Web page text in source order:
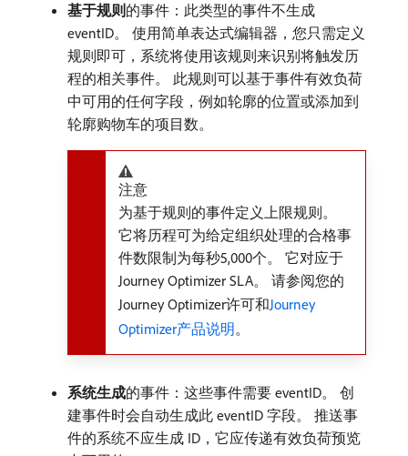
基于规则 ​的事件：此类型的事件不生成
eventID。 使用简单表达式编辑器，您只需定义
规则即可，系统将使用该规则来识别将触发历
程的相关事件。 此规则可以基于事件有效负荷
中可用的任何字段，例如轮廓的位置或添加到
轮廓购物车的项目数。
注意
为基于规则的事件定义上限规则。
它将历程可为给定组织处理的合格事
件数限制为每秒5,000个。 它对应于
Journey Optimizer SLA。 请参阅您的
Journey Optimizer许可和Journey
Optimizer产品说明。
系统生成​的事件：这些事件需要 eventID。 创
建事件时会自动生成此 eventID 字段。 推送事
件的系统不应生成 ID，它应传递有效负荷预览